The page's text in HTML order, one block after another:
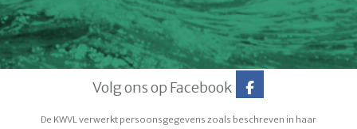
Volg ons op Facebook
De KWVL verwerkt persoonsgegevens zoals beschreven in haar